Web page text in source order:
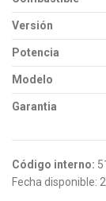
Versión
Potencia
Modelo
Garantia
Código interno:
Fecha disponible: